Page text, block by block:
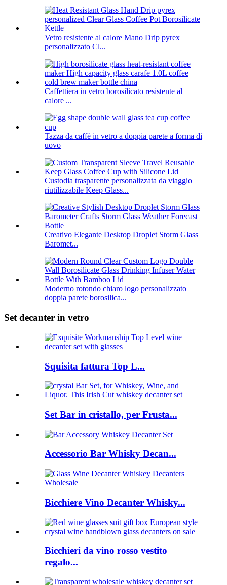
Vetro resistente al calore Mano Drip pyrex
personalizzato Cl...
Caffettiera in vetro borosilicato resistente al
calore ...
Tazza da caffè in vetro a doppia parete a forma di
uovo
Custodia trasparente personalizzata da viaggio
riutilizzabile Keep Glass...
Creativo Elegante Desktop Droplet Storm Glass
Baromet...
Moderno rotondo chiaro logo personalizzato
doppia parete borosilica...
Set decanter in vetro
Squisita fattura Top L...
Set Bar in cristallo, per Frusta...
Accessorio Bar Whisky Decan...
Bicchiere Vino Decanter Whisky...
Bicchieri da vino rosso vestito
regalo...